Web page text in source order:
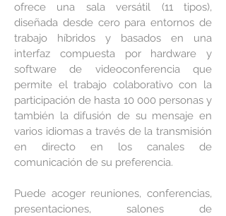
ofrece una sala versátil (11 tipos),
diseñada desde cero para entornos de
trabajo híbridos y basados en una
interfaz compuesta por hardware y
software de videoconferencia que
permite el trabajo colaborativo con la
participación de hasta 10 000 personas y
también la difusión de su mensaje en
varios idiomas a través de la transmisión
en directo en los canales de
comunicación de su preferencia.
Puede acoger reuniones, conferencias,
presentaciones, salones de